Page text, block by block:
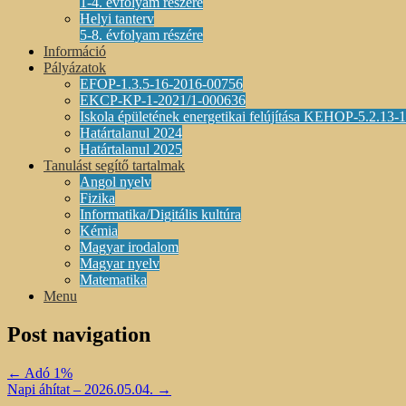
Helyi tanterv
5-8. évfolyam részére
Információ
Pályázatok
EFOP-1.3.5-16-2016-00756
EKCP-KP-1-2021/1-000636
Iskola épületének energetikai felújítása KEHOP-5.2.13-
Határtalanul 2024
Határtalanul 2025
Tanulást segítő tartalmak
Angol nyelv
Fizika
Informatika/Digitális kultúra
Kémia
Magyar irodalom
Magyar nyelv
Matematika
Menu
Post navigation
← Adó 1%
Napi áhítat – 2026.05.04. →